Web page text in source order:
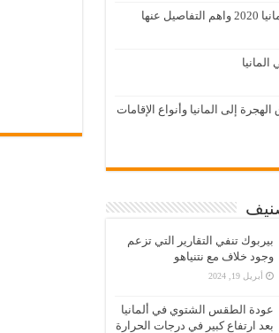
عنها
المانيا
إلى المانيا وأنواع الإقامات
بيربوك تنفي التقارير التي تزعم
وجود خلاف مع نتنياهو
أبريل 19, 2024
عودة الطقس الشتوي في ألمانيا
بعد ارتفاع كبير في درجات الحرارة